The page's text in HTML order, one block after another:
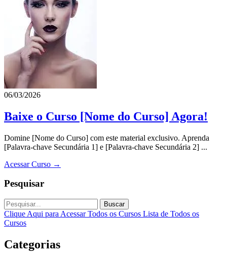
06/03/2026
Baixe o Curso [Nome do Curso] Agora!
Domine [Nome do Curso] com este material exclusivo. Aprenda
[Palavra-chave Secundária 1] e [Palavra-chave Secundária 2] ...
Acessar Curso →
Pesquisar
Buscar
Clique Aqui para Acessar Todos os Cursos Lista de Todos os
Cursos
Categorias